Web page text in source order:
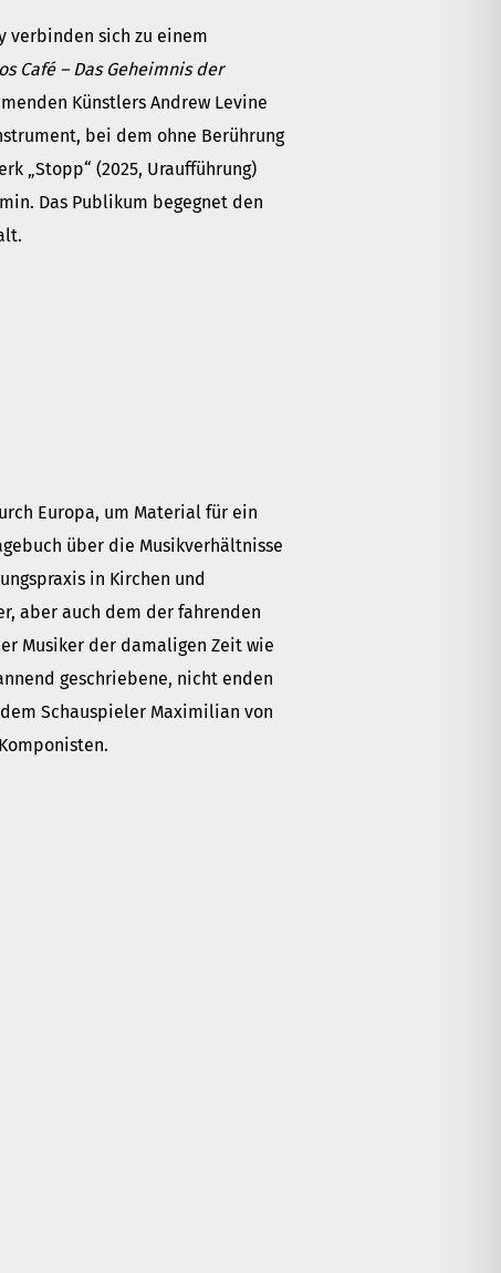
verbinden sich zu einem
Café – Das Geheimnis der
Künstlers Andrew Levine
bei dem ohne Berührung
„Stopp“ (2025, Uraufführung)
Das Publikum begegnet den
Europa, um Material für ein
über die Musikverhältnisse
in Kirchen und
aber auch dem der fahrenden
Musiker der damaligen Zeit wie
geschriebene, nicht enden
Schauspieler Maximilian von